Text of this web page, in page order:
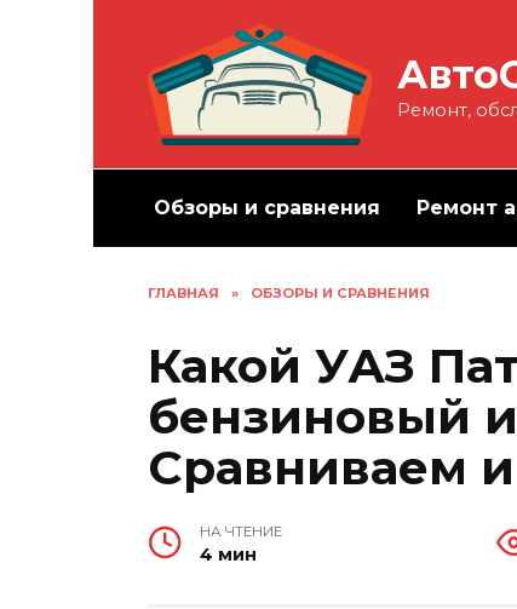
Ремонт,
Обзоры и сравнения Ремонт
ГЛАВНАЯ » ОБЗОРЫ И СРАВНЕНИЯ
Какой УАЗ
бензиновый
Сравниваем
НА ЧТЕНИЕ
4 мин